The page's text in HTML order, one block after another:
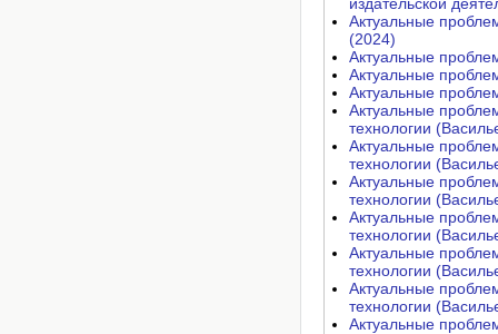
издательской
Актуальные
(2024)
Актуальные
Актуальные
Актуальные
Актуальные
технологии
Актуальные
технологии
Актуальные
технологии
Актуальные
технологии
Актуальные
технологии
Актуальные
технологии
Актуальные